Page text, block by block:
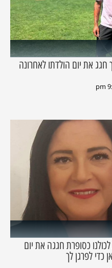
את יום הולדתו לאחרונה
כסופרת חגגה את יום
כדי לפרגן לך